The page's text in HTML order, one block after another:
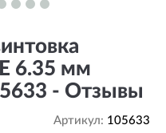
6.35 мм
- Отзывы
Артикул: 105633